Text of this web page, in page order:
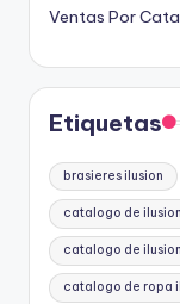
Ventas Por
Etiquetas
brasieres ilusion
catalogo de ilusion
catalogo de
catalogo de ropa